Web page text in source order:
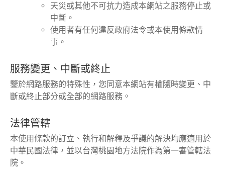
天災或其他不可抗力造成本網站之服務停止或
中斷。
使用者有任何違反政府法令或本使用條款情
事。
服務變更、中斷或終止
鑒於網路服務的特殊性，您同意本網站有權隨時變更、中
斷或終止部分或全部的網路服務。
法律管轄
本使用條款的訂立、執行和解釋及爭議的解決均應適用於
中華民國法律，並以台灣桃園地方法院作為第一審管轄法
院。